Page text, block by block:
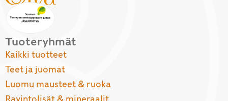
Tuoteryhmät
Kaikki tuotteet
Teet ja juomat
Luomu mausteet & ruoka